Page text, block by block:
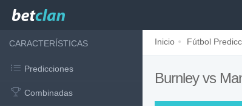
CARACTERÍSTICAS
Predicciones
Combinadas
Inicio Fútbol
Burnley vs